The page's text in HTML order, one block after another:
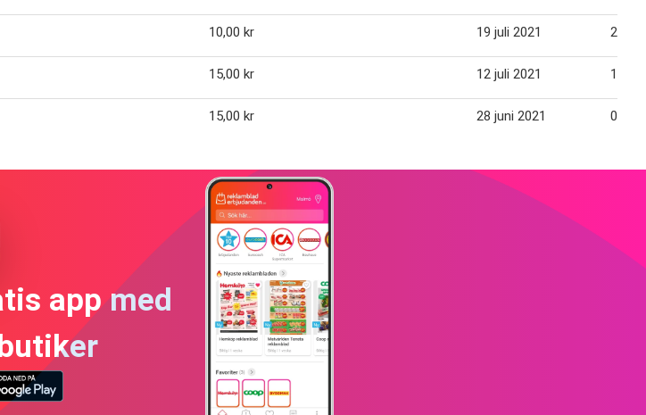
10,00 kr 19 juli 2021 25
15,00 kr 12 juli 2021 18
15,00 kr 28 juni 2021 04
app med